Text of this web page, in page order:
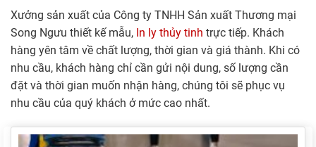
Xưởng sản xuất của Công ty TNHH Sản xuất Thương mại
Song Ngưu thiết kế mẫu, In ly thủy tinh trực tiếp. Khách
hàng yên tâm về chất lượng, thời gian và giá thành. Khi có
nhu cầu, khách hàng chỉ cần gửi nội dung, số lượng cần
đặt và thời gian muốn nhận hàng, chúng tôi sẽ phục vụ
nhu cầu của quý khách ở mức cao nhất.